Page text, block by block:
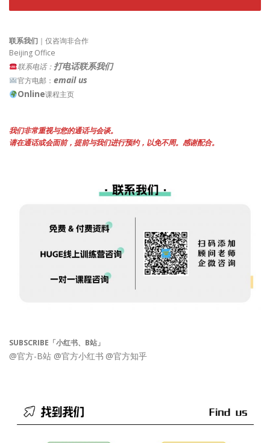
联系我们 ｜仅咨询非合作
Beijing Office
联系电话： 打电话联系我们
官方电邮： email us
Online课程主页
我们非常重视与您的通话与会谈。
请在通话或会面前，提前与我们进行预约，以免不周。感谢配合。
SUBSCRIBE「小红书、B站」
@官方-B站 @官方小红书 @官方知乎